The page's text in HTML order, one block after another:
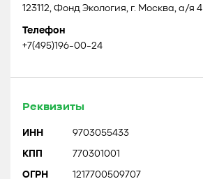
123112, Фонд Экология, г. Москва, а/я 4
Телефон
+7(495)196-00-24
Реквизиты
ИНН 9703055433
КПП 770301001
ОГРН 1217700509707